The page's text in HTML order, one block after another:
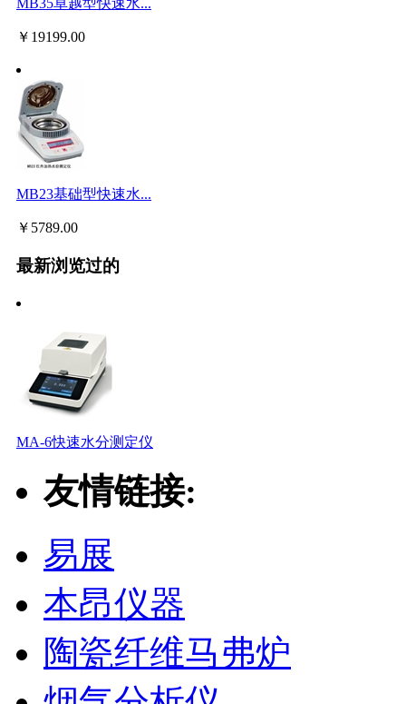
￥ 19199.00
MB23基础型快速水...
￥ 5789.00
最新浏览过的
MA-6快速水分测定仪
友情链接:
易展
本昂仪器
陶瓷纤维马弗炉